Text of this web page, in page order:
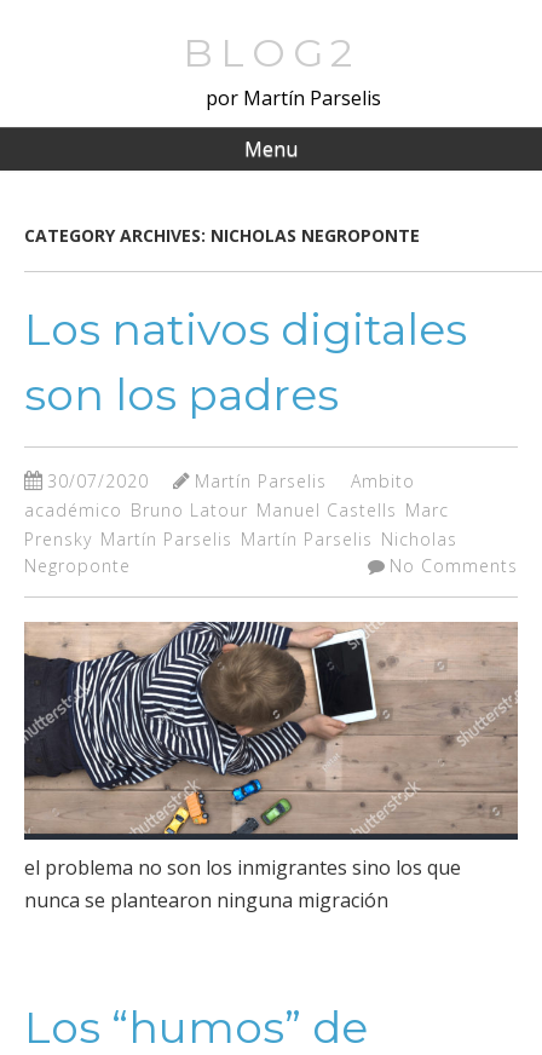
BLOG2
por Martín Parselis
Menu
CATEGORY ARCHIVES: NICHOLAS NEGROPONTE
Los nativos digitales
son los padres
30/07/2020 Martín Parselis
Ambito
académico Bruno Latour Manuel Castells Marc
Prensky Martín Parselis Martín Parselis Nicholas
Negroponte
No Comments
el problema no son los inmigrantes sino los que
nunca se plantearon ninguna migración
Los “humos” de